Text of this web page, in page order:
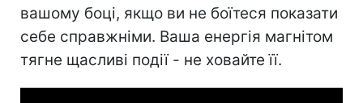
вашому боці, якщо ви не боїтеся показати
себе справжніми. Ваша енергія магнітом
тягне щасливі події - не ховайте її.